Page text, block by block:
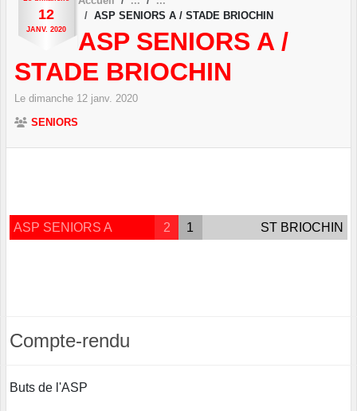
12
JANV. 2020
ASP SENIORS A / STADE BRIOCHIN
ASP SENIORS A /
STADE BRIOCHIN
Le dimanche 12 janv. 2020
SENIORS
ASP SENIORS A 2 1 ST BRIOCHIN
Compte-rendu
Buts de l'ASP